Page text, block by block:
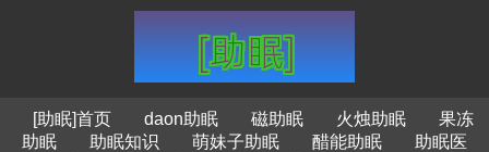
[助眠]首页 daon助眠 磁助眠 火烛助眠
果冻
助眠
助眠知识 萌妹子助眠 醋能助眠
助眠医